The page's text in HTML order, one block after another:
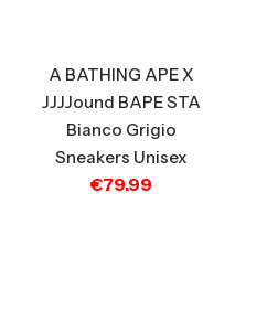
A BATHING APE X
JJJJound BAPE STA
Bianco Grigio
Sneakers Unisex
€79.99